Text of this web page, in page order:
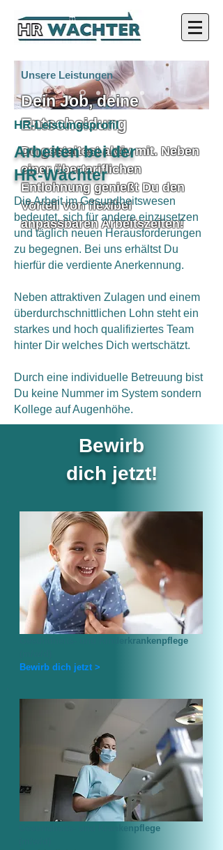
Unsere Leistungen
Dein Job, deine
Entscheidung
Du gestaltest aktiv mit. Neben
einer übertariflichen
Entlohnung genießt Du den
Vorteil von flexibel
anpassbaren Arbeitszeiten!
HR-Leistungsprofil
Arbeiten bei der
HR-Wächter
Die Arbeit im Gesundheitswesen
bedeutet, sich für andere einzusetzen
und täglich neuen Herausforderungen
zu begegnen. Bei uns erhältst Du
hierfür die verdiente Anerkennung.
Neben attraktiven Zulagen und einem
überdurchschnittlichen Lohn steht ein
starkes und hoch qualifiziertes Team
hinter Dir welches Dich wertschätzt.
Durch eine individuelle Betreuung bist
Du keine Nummer im System sondern
Kollege auf Augenhöhe.
Bewirb
dich jetzt!
Gesundheits- und Kinderkrankenpflege
Bewirb dich jetzt >
Gesundheits- und Krankenpflege